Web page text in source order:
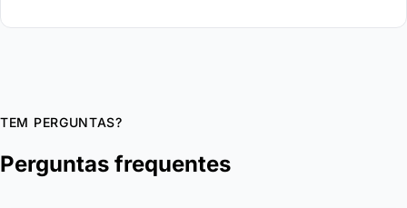
TEM PERGUNTAS?
Perguntas frequentes